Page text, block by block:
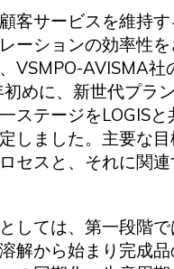
客サービスを維持
ーションの効率性
VSMPO-AVISMA社
めに、新世代プラ
ステージをLOGISと
しました。主要な
セスと、それに関連
しては、第一段階
解から始まり完成品